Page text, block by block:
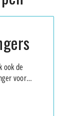
ook de
voor